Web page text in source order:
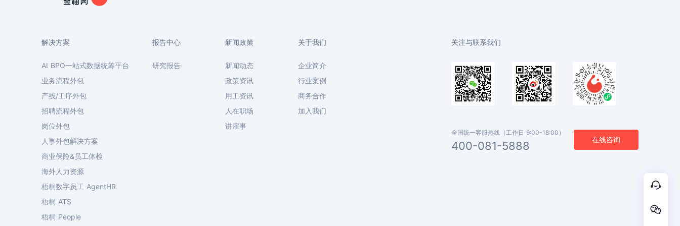


解决方案
AI BPO一站式数据统筹平台
业务流程外包
产线/工序外包
招聘流程外包
岗位外包
人事外包解决方案
商业保险&员工体检
海外人力资源
梧桐数字员工 AgentHR
梧桐 ATS
梧桐 People
报告中心
研究报告
新闻政策
新闻动态
政策资讯
用工资讯
人在职场
讲雇事
关于我们
企业简介
行业案例
商务合作
加入我们
关注与联系我们
全国统一客服热线（工作日 9:00-18:00）
400-081-5888 在线咨询